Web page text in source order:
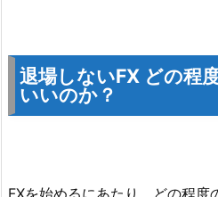
退場しないFX どの程
いいのか？
FXを始めるにあたり、どの程度